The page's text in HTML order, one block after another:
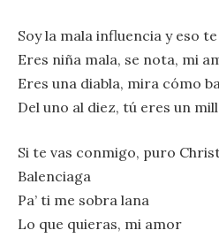
Soy la mala influencia y eso
Eres niña mala, se nota, mi
Eres una diabla, mira cómo
Del uno al diez, tú eres un
Si te vas conmigo, puro
Balenciaga
Pa’ ti me sobra lana
Lo que quieras, mi amor